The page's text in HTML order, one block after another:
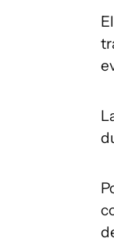
El crédito fiscal por alquileres es uno de los beneficios que pueden utilizar los